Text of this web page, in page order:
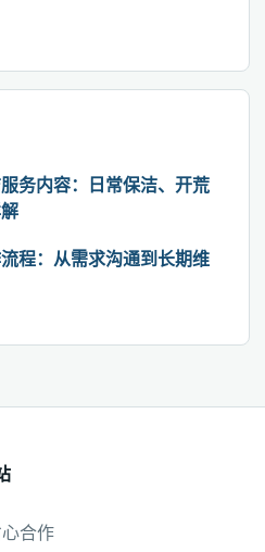
服务内容：日常保洁、开荒
程：从需求沟通到长期维
合作